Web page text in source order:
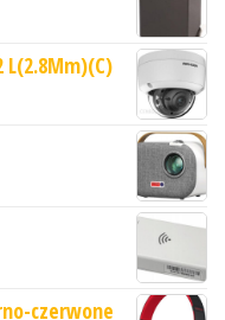
L(2.8Mm)(C)
czerwone